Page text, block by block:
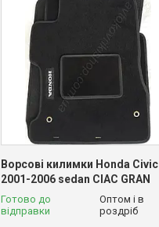
Ворсові килимки Honda Civic
2001-2006 sedan CIAC GRAN
Готово до
відправки
Оптом і в
роздріб